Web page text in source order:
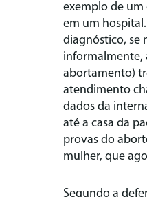
exemplo de um
em um
diagnóstico, se
informalmente,
abortamento)
atendimento
dados da
até a casa da
provas do
mulher, que
Segundo a